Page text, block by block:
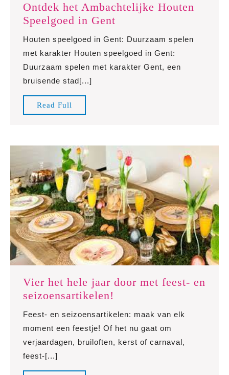
Ontdek het Ambachtelijke Houten
Speelgoed in Gent
het
Ambachtelijke
Houten
Speelgoed
Houten speelgoed in Gent: Duurzaam spelen
met karakter Houten speelgoed in Gent:
Duurzaam spelen met karakter Gent, een
bruisende stad[...]
Read Full
Full
Vier het hele jaar door met feest- en
seizoensartikelen!
hele
jaar
door
Feest- en seizoensartikelen: maak van elk
moment een feestje! Of het nu gaat om
verjaardagen, bruiloften, kerst of carnaval,
feest-[...]